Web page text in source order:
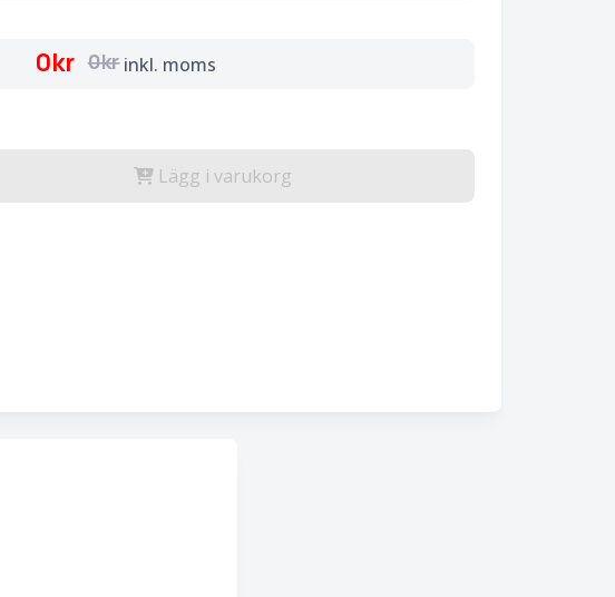
0kr 0kr inkl. moms
Lägg i varukorg